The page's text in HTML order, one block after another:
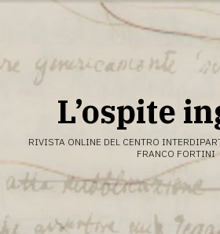
L’ospite
RIVISTA ONLINE DEL CENTRO
FRANCO FORTINI